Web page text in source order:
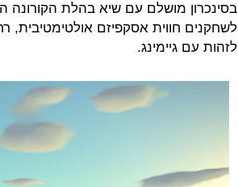
בסינכרון מושלם עם שיא בהלת הקורונה
לשחקנים חווית אסקפיזם אולטימטיבית,
לזהות עם גיימינג.